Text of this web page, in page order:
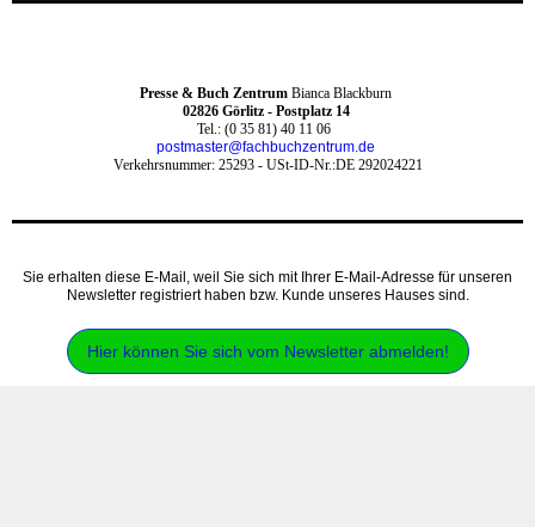
Presse & Buch Zentrum Bianca Blackburn
02826 Görlitz - Postplatz 14
Tel.: (0 35 81) 40 11 06
postmaster@fachbuchzentrum.de
Verkehrsnummer: 25293 - USt-ID-Nr.:DE 292024221
Sie erhalten diese E-Mail, weil Sie sich mit Ihrer E-Mail-Adresse für unseren
Newsletter registriert haben bzw. Kunde unseres Hauses sind.‍
Hier können Sie sich vom Newsletter abmelden!